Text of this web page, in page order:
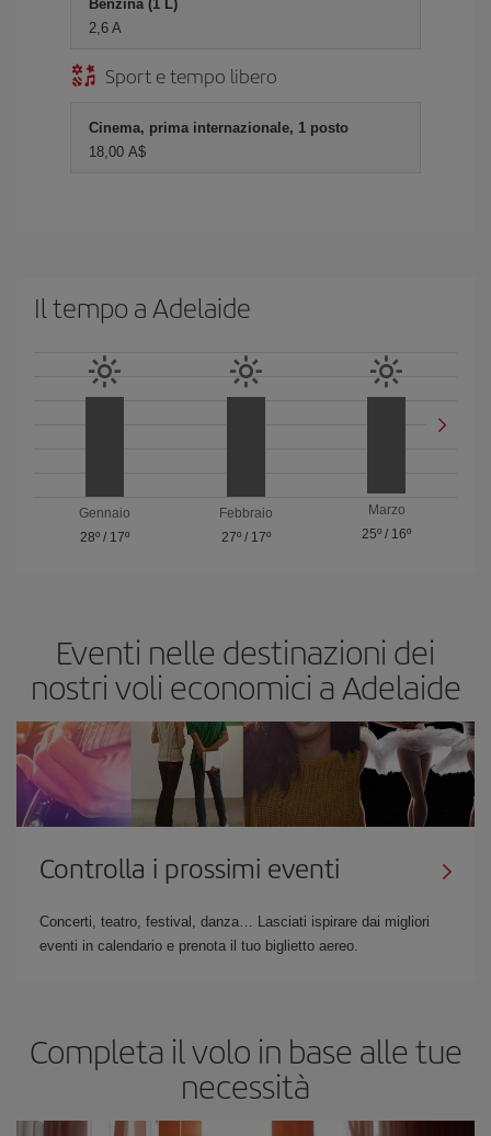
Benzina (1 L)
2,6 A
Sport e tempo libero
Cinema, prima internazionale, 1 posto
18,00 A$
Il tempo a Adelaide
Gennaio
28º/ 17º
Febbraio
27º/ 17º
Marzo
25º / 16º
Eventi nelle destinazioni dei
nostri voli economici a Adelaide
Controlla i prossimi eventi
Concerti, teatro, festival, danza… Lasciati ispirare dai migliori
eventi in calendario e prenota il tuo biglietto aereo.
Completa il volo in base alle tue
necessità